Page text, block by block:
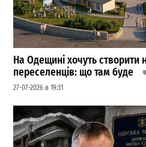
На Одещині хочуть створити
переселенців: що там буде
27-07-2026 в 19:31